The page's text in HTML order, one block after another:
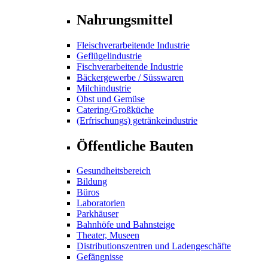
Nahrungsmittel
Fleischverarbeitende Industrie
Geflügelindustrie
Fischverarbeitende Industrie
Bäckergewerbe / Süsswaren
Milchindustrie
Obst und Gemüse
Catering/Großküche
(Erfrischungs) getränkeindustrie
Öffentliche Bauten
Gesundheitsbereich
Bildung
Büros
Laboratorien
Parkhäuser
Bahnhöfe und Bahnsteige
Theater, Museen
Distributionszentren und Ladengeschäfte
Gefängnisse